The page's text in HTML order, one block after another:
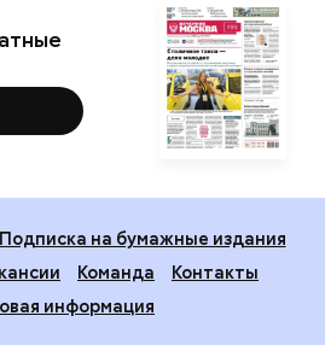
Подписка на бумажные издания
Команда
Контакты
информация